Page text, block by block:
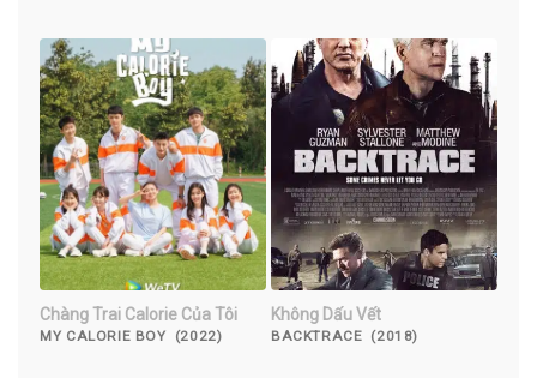
Chàng Trai Calorie Của Tôi
MY CALORIE BOY (2022)
Không Dấu Vết
BACKTRACE (2018)